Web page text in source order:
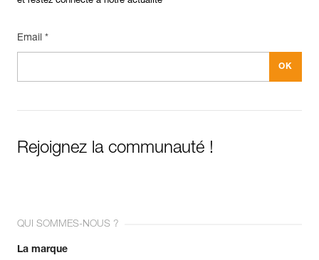
Email *
Rejoignez la communauté !
QUI SOMMES-NOUS ?
La marque